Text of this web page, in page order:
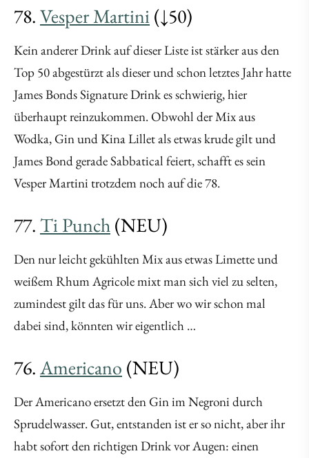
78.Vesper Martini(↓50)
Kein anderer Drink auf dieser Liste ist stärker aus den
Top 50 abgestürzt als dieser und schon letztes Jahr hatte
James Bonds Signature Drink es schwierig, hier
überhaupt reinzukommen. Obwohl der Mix aus
Wodka, Gin und Kina Lillet als etwas krude gilt und
James Bond gerade Sabbatical feiert, schafft es sein
Vesper Martini trotzdem noch auf die 78.
77.Ti Punch(NEU)
Den nur leicht gekühlten Mix aus etwas Limette und
weißem Rhum Agricole mixt man sich viel zu selten,
zumindest gilt das für uns. Aber wo wir schon mal
dabei sind, könnten wir eigentlich …
76.Americano (NEU)
Der Americano ersetzt den Gin im Negroni durch
Sprudelwasser. Gut, entstanden ist er so nicht, aber ihr
habt sofort den richtigen Drink vor Augen: einen